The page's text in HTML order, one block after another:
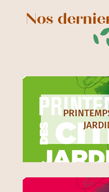
Nos